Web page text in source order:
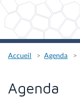
Accueil Agenda
Agenda